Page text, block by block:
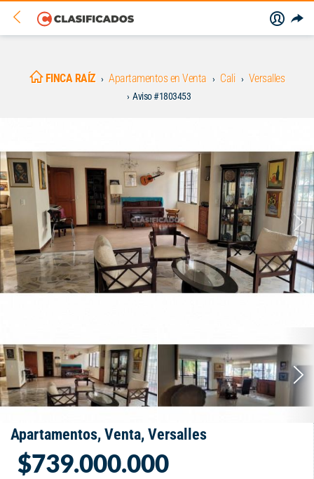
FINCA RAÍZ Apartamentos en Venta Cali Versalles
Aviso #1803453
Apartamentos, Venta, Versalles
$739.000.000